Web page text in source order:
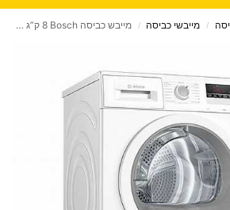
/ מייבשי כביסה / מייבש כביסה Bosch ‏8 ‏ק”ג בוש דגם WTH85V0GPL